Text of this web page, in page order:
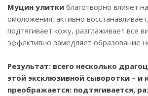
Муцин улитки благотворно влияет
омоложения, активно
подтягивает кожу, разглаживает все
эффективно замедляет образование
Результат: всего несколько
этой эксклюзивной сыворотки – и
преображается: подтягивается,